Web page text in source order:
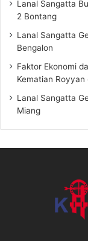
Lanal Sangatta
2 Bontang
Lanal Sangatta
Bengalon
Faktor Ekonomi
Kematian Royyan
Lanal Sangatta
Miang